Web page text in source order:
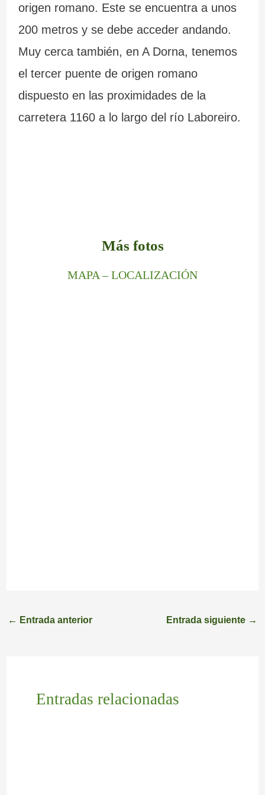
origen romano. Este se encuentra a unos
200 metros y se debe acceder andando.
Muy cerca también, en A Dorna, tenemos
el tercer puente de origen romano
dispuesto en las proximidades de la
carretera 1160 a lo largo del río Laboreiro.
Más fotos
MAPA – LOCALIZACIÓN
← Entrada anterior Entrada siguiente →
Entradas relacionadas